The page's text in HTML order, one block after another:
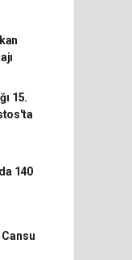
15.
140
Cansu